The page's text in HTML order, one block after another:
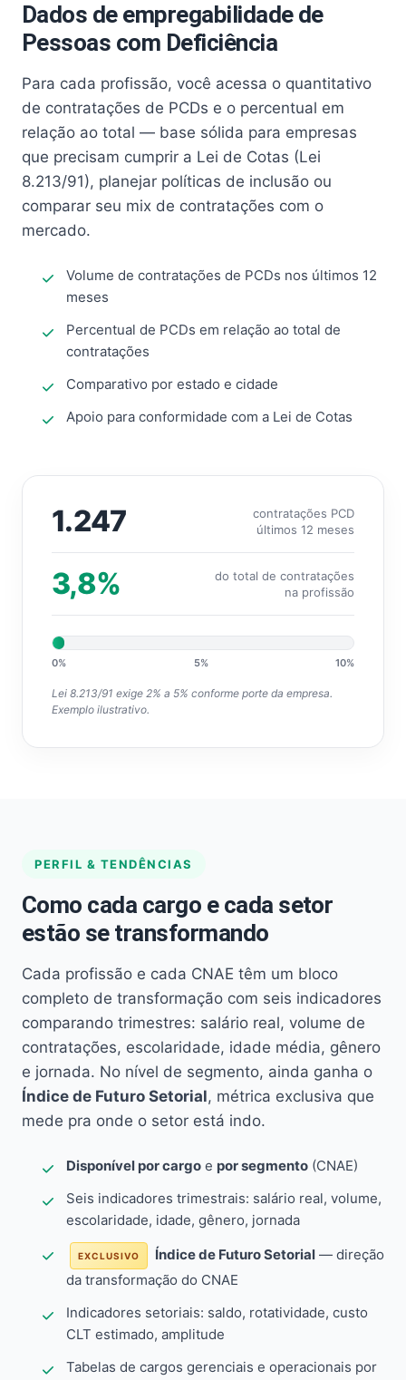
Dados de empregabilidade de
Pessoas com Deficiência
Para cada profissão, você acessa o quantitativo
de contratações de PCDs e o percentual em
relação ao total — base sólida para empresas
que precisam cumprir a Lei de Cotas (Lei
8.213/91), planejar políticas de inclusão ou
comparar seu mix de contratações com o
mercado.
Volume de contratações de PCDs nos últimos 12
meses
Percentual de PCDs em relação ao total de
contratações
Comparativo por estado e cidade
Apoio para conformidade com a Lei de Cotas
1.247
contratações PCD
últimos 12 meses
3,8%
do total de contratações
na profissão
0% 5% 10%
Lei 8.213/91 exige 2% a 5% conforme porte da empresa.
Exemplo ilustrativo.
PERFIL & TENDÊNCIAS
Como cada cargo e cada setor
estão se transformando
Cada profissão e cada CNAE têm um bloco
completo de transformação com seis indicadores
comparando trimestres: salário real, volume de
contratações, escolaridade, idade média, gênero
e jornada. No nível de segmento, ainda ganha o
Índice de Futuro Setorial, métrica exclusiva que
mede pra onde o setor está indo.
Disponível por cargo e por segmento (CNAE)
Seis indicadores trimestrais: salário real, volume,
escolaridade, idade, gênero, jornada
EXCLUSIVO Índice de Futuro Setorial — direção
da transformação do CNAE
Indicadores setoriais: saldo, rotatividade, custo
CLT estimado, amplitude
Tabelas de cargos gerenciais e operacionais por